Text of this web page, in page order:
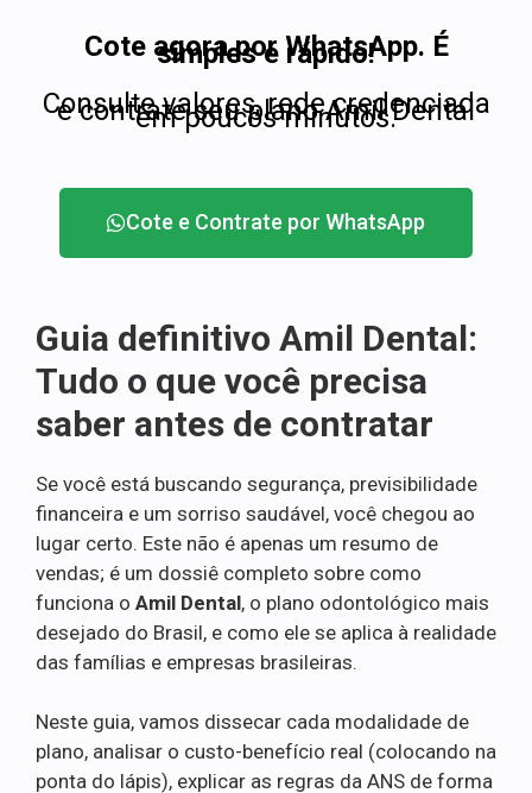
Cote agora por WhatsApp. É
simples e rápido!
Consulte valores, rede credenciada
e contrate seu plano Amil Dental
em poucos minutos.
Cote e Contrate por WhatsApp
Guia definitivo Amil Dental:
Tudo o que você precisa
saber antes de contratar
Se você está buscando segurança, previsibilidade
financeira e um sorriso saudável, você chegou ao
lugar certo. Este não é apenas um resumo de
vendas; é um dossiê completo sobre como
funciona o Amil Dental, o plano odontológico mais
desejado do Brasil, e como ele se aplica à realidade
das famílias e empresas brasileiras.
Neste guia, vamos dissecar cada modalidade de
plano, analisar o custo-benefício real (colocando na
ponta do lápis), explicar as regras da ANS de forma